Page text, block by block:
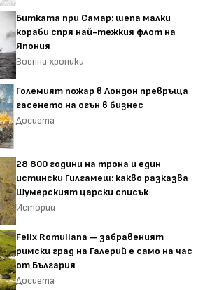
Битката при Самар: шепа малки
кораби спря най-тежкия флот на
Япония
Военни хроники
Големият пожар в Лондон превръща
гасенето на огън в бизнес
Досиета
28 800 години на трона и един
истински Гилгамеш: какво разказва
Шумерският царски списък
Истории
Felix Romuliana – забравеният
римски град на Галерий е само на час
от България
Досиета